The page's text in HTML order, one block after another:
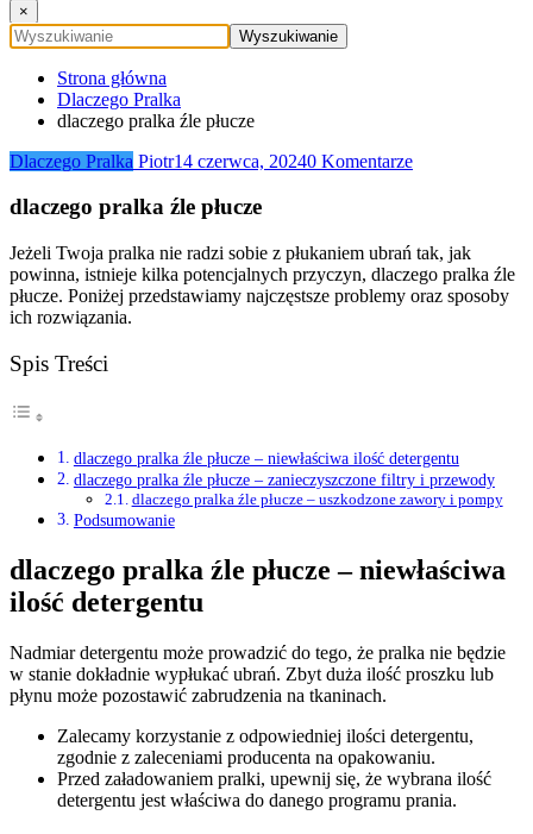
×
Strona główna
Dlaczego Pralka
dlaczego pralka źle płucze
Dlaczego Pralka Piotr14 czerwca, 20240 Komentarze
dlaczego pralka źle płucze
Jeżeli Twoja pralka nie radzi sobie z płukaniem ubrań tak, jak
powinna, istnieje kilka potencjalnych przyczyn, dlaczego pralka źle
płucze. Poniżej przedstawiamy najczęstsze problemy oraz sposoby
ich rozwiązania.
Spis Treści
dlaczego pralka źle płucze – niewłaściwa ilość detergentu
dlaczego pralka źle płucze – zanieczyszczone filtry i przewody
dlaczego pralka źle płucze – uszkodzone zawory i pompy
Podsumowanie
dlaczego pralka źle płucze – niewłaściwa
ilość detergentu
Nadmiar detergentu może prowadzić do tego, że pralka nie będzie
w stanie dokładnie wypłukać ubrań. Zbyt duża ilość proszku lub
płynu może pozostawić zabrudzenia na tkaninach.
Zalecamy korzystanie z odpowiedniej ilości detergentu,
zgodnie z zaleceniami producenta na opakowaniu.
Przed załadowaniem pralki, upewnij się, że wybrana ilość
detergentu jest właściwa do danego programu prania.